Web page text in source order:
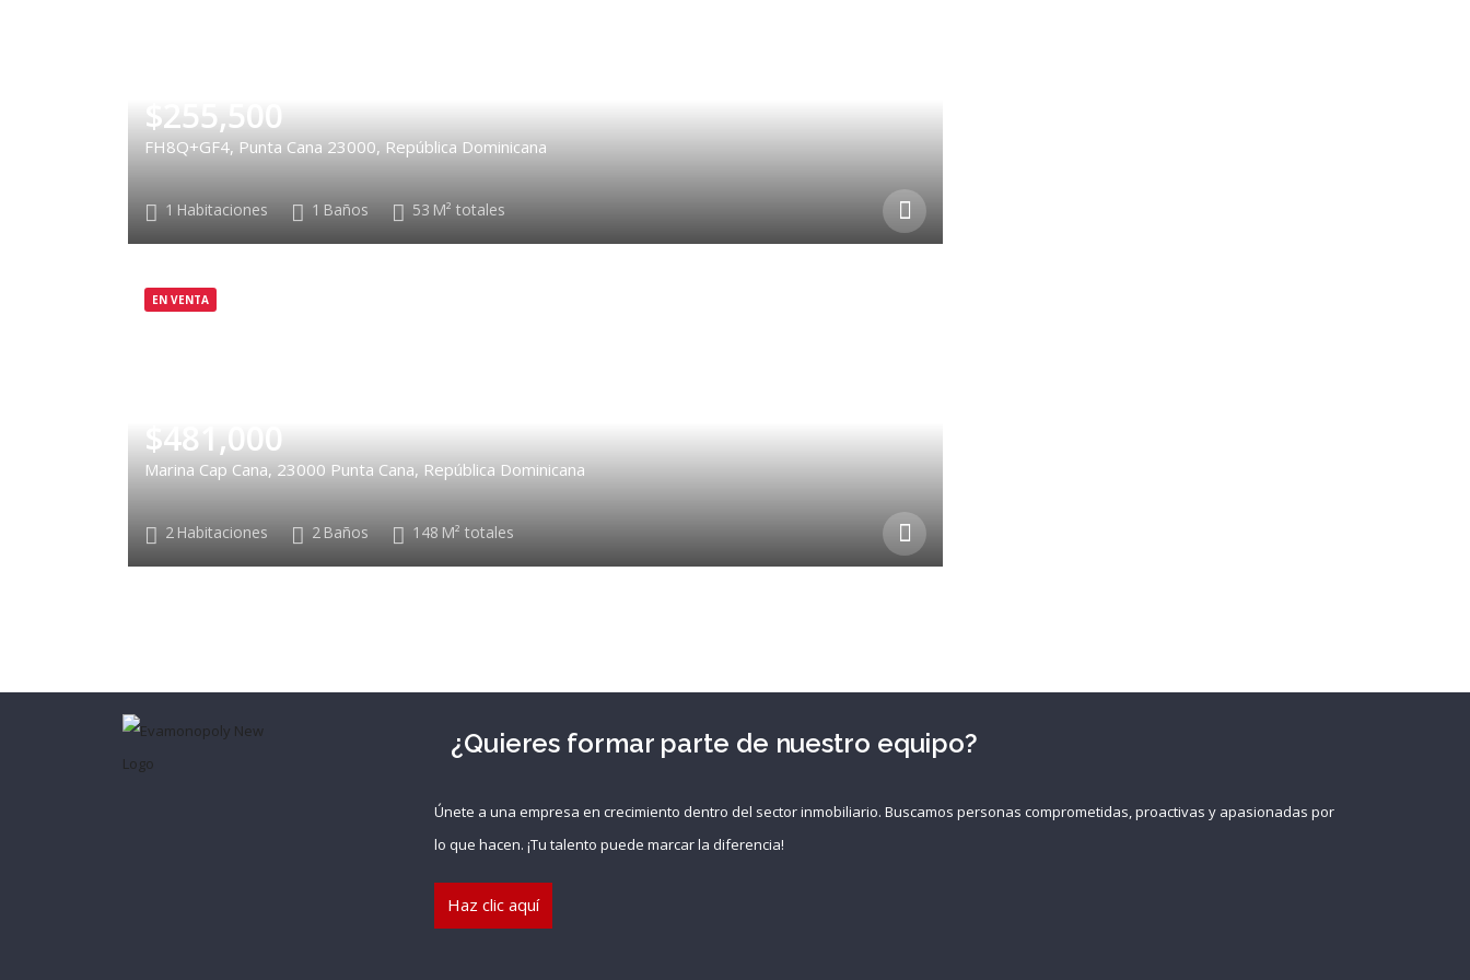
$255,500
FH8Q+GF4, Punta Cana 23000, República Dominicana
1 Habitaciones 1 Baños 53 M² totales
EN VENTA
$481,000
Marina Cap Cana, 23000 Punta Cana, República Dominicana
2 Habitaciones 2 Baños 148 M² totales
¿Quieres formar parte de nuestro equipo?
Únete a una empresa en crecimiento dentro del sector inmobiliario. Buscamos personas comprometidas, proactivas y apasionadas por
lo que hacen. ¡Tu talento puede marcar la diferencia!
Haz clic aquí